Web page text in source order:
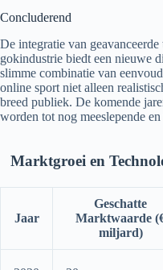
Concluderend
De integratie van
gokindustrie biedt een nieuwe
slimme combinatie van
online sport niet alleen
breed publiek. De komende
worden tot nog meeslepende
Marktgroei en
Jaar
Geschatte
Marktwaarde
miljard)